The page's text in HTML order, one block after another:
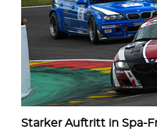
Starker Auftritt in Spa-